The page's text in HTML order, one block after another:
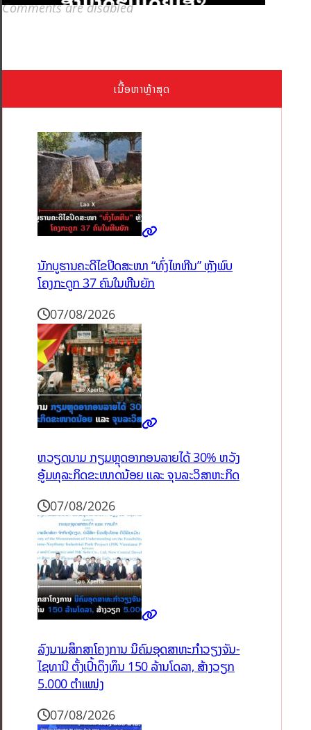
Comments are disabled
ເນື້ອຫາຫຼ້າສຸດ
ນັກບູຮານຄະດີໄຂປິດສະໜາ “ທົ່ງໄຫຫີນ” ຫຼັງພົບ
ໂຄງກະດູກ 37 ຄົນໃນຫີນຍັກ
07/08/2026
ຫວຽດນາມ ກຽມຫຼຸດອາກອນລາຍໄດ້ 30% ຫວັງ
ອູ້ມທຸລະກິດຂະໜາດນ້ອຍ ແລະ ຈຸນລະວິສາຫະກິດ
07/08/2026
ລົງນາມສຶກສາໂຄງການ ນິຄົມອຸດສາຫະກຳວຽງຈັນ-
ໄຊທານີ ຕັ້ງເປົ້າດຶງທຶນ 150 ລ້ານໂດລາ, ສ້າງວຽກ
5.000 ຕຳແໜ່ງ
07/08/2026